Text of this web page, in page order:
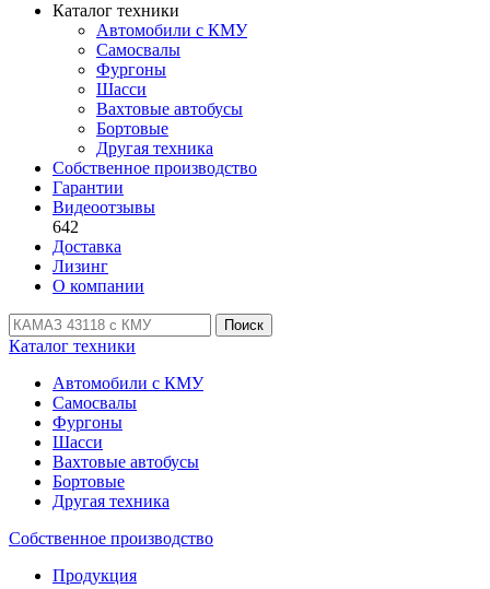
Каталог техники
Автомобили с КМУ
Самосвалы
Фургоны
Шасси
Вахтовые автобусы
Бортовые
Другая техника
Собственное производство
Гарантии
Видеоотзывы
642
Доставка
Лизинг
О компании
Поиск
Каталог техники
Автомобили с КМУ
Самосвалы
Фургоны
Шасси
Вахтовые автобусы
Бортовые
Другая техника
Собственное производство
Продукция